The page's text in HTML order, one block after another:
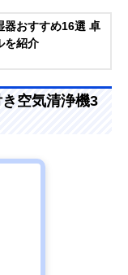
器おすすめ16選 卓
を紹介
空気清浄機3